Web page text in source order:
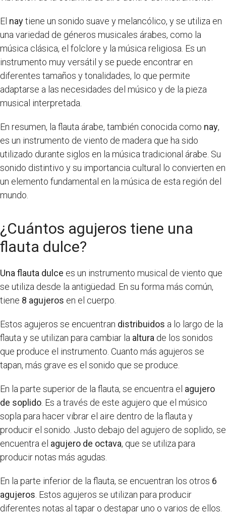
El naytiene un sonido suave y melancólico, y se utiliza en
una variedad de géneros musicales árabes, como la
música clásica, el folclore y la música religiosa. Es un
instrumento muy versátil y se puede encontrar en
diferentes tamaños y tonalidades, lo que permite
adaptarse a las necesidades del músico y de la pieza
musical interpretada.
En resumen, la flauta árabe, también conocida como nay,
es un instrumento de viento de madera que ha sido
utilizado durante siglos en la música tradicional árabe. Su
sonido distintivo y su importancia cultural lo convierten en
un elemento fundamental en la música de esta región del
mundo.
¿Cuántos agujeros tiene una
flauta dulce?
Una flauta dulce es un instrumento musical de viento que
se utiliza desde la antigüedad. En su forma más común,
tiene 8 agujeros en el cuerpo.
Estos agujeros se encuentran distribuidos a lo largo de la
flauta y se utilizan para cambiar la altura de los sonidos
que produce el instrumento. Cuanto más agujeros se
tapan, más grave es el sonido que se produce.
En la parte superior de la flauta, se encuentra el agujero
de soplido . Es a través de este agujero que el músico
sopla para hacer vibrar el aire dentro de la flauta y
producir el sonido. Justo debajo del agujero de soplido, se
encuentra el agujero de octava, que se utiliza para
producir notas más agudas.
En la parte inferior de la flauta, se encuentran los otros 6
agujeros . Estos agujeros se utilizan para producir
diferentes notas al tapar o destapar uno o varios de ellos.